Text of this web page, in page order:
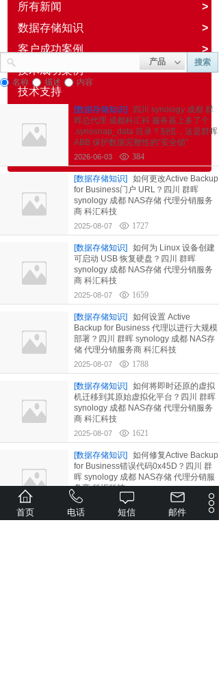
所有新闻
>
数据存储知识
>
客户成功案例
>
技术成功案例
技术支持
公司新闻
产品 搜索
名称 描述 内容
[数据存储知识]
四川 synology 成都 群
晖总代理 成都科汇科 服务器上多了个
.synosnap_data 目录？别慌，这是群晖
ABB 保护数据完整性的“安全锁”
2026-06-03 384
[数据存储知识]
如何更改Active Backup
for Business门户 URL？四川 群晖
synology 成都 NAS存储 代理分销服务
商 科汇科技
2025-08-07 1727
[数据存储知识]
如何为 Linux 设备创建
可启动 USB 恢复硬盘？四川 群晖
synology 成都 NAS存储 代理分销服务
商 科汇科技
2025-08-07 1659
[数据存储知识]
如何设置 Active
Backup for Business 代理以进行大规模
部署？四川 群晖 synology 成都 NAS存
储 代理分销服务商 科汇科技
2025-08-07 1788
[数据存储知识]
如何将即时还原的虚拟
机迁移到其原始虚拟化平台？四川 群晖
synology 成都 NAS存储 代理分销服务
商 科汇科技
2025-08-07 1621
[数据存储知识]
如何修复Active Backup
for Business错误代码0x45D？四川 群
晖 synology 成都 NAS存储 代理分销服
务商 科汇科技
2025-08-07 1935
首页 电话 短信 邮件